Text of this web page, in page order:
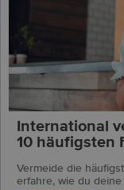
International
10 häufigsten
Vermeide die
erfahre, wie du